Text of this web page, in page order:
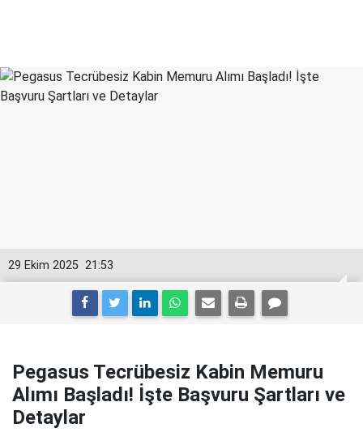
21:53
29 Ekim 2025
Pegasus Tecrübesiz Kabin Memuru
Alımı Başladı! İşte Başvuru Şartları ve
Detaylar